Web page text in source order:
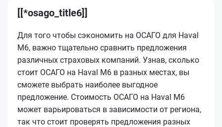
[[*osago_title6]]
Для того чтобы сэкономить на ОСАГО для Haval
M6, важно тщательно сравнить предложения
различных страховых компаний. Узнав, сколько
стоит ОСАГО на Haval M6 в разных местах, вы
сможете выбрать наиболее выгодное
предложение. Стоимость ОСАГО на Haval M6
может варьироваться в зависимости от региона,
так что стоит проверять предложения разных